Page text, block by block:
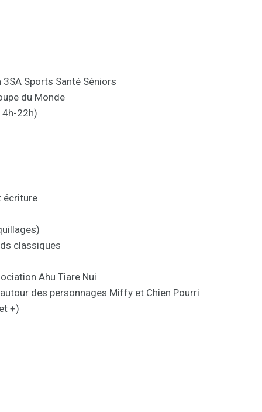
Sports Santé Séniors
du Monde
22h)
écriture
classiques
Ahu Tiare Nui
des personnages Miffy et Chien Pourri
+)